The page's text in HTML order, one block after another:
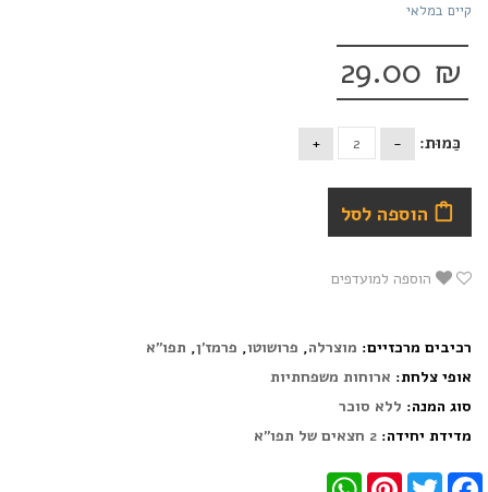
קיים במלאי
29.00 ₪
כַּמוּת:
הוספה לסל
הוספה למועדפים
רכיבים מרכזיים: מוצרלה, פרושוטו, פרמז'ן, תפו"א
אופי צלחת: ארוחות משפחתיות
סוג המנה: ללא סוכר
מדידת יחידה: 2 חצאים של תפו"א
Facebook
Twitter
Pinterest
WhatsApp